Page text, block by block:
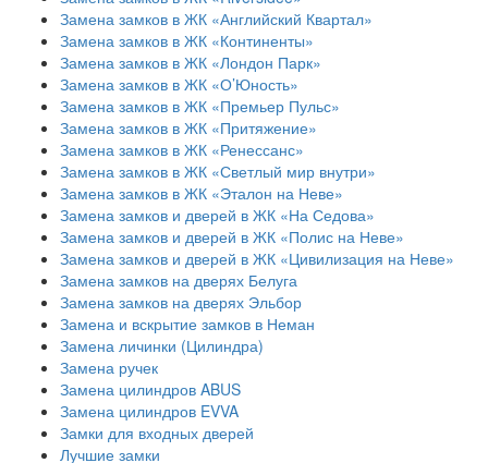
Замена замков в ЖК «Английский Квартал»
Замена замков в ЖК «Континенты»
Замена замков в ЖК «Лондон Парк»
Замена замков в ЖК «О’Юность»
Замена замков в ЖК «Премьер Пульс»
Замена замков в ЖК «Притяжение»
Замена замков в ЖК «Ренессанс»
Замена замков в ЖК «Светлый мир внутри»
Замена замков в ЖК «Эталон на Неве»
Замена замков и дверей в ЖК «На Седова»
Замена замков и дверей в ЖК «Полис на Неве»
Замена замков и дверей в ЖК «Цивилизация на Неве»
Замена замков на дверях Белуга
Замена замков на дверях Эльбор
Замена и вскрытие замков в Неман
Замена личинки (Цилиндра)
Замена ручек
Замена цилиндров ABUS
Замена цилиндров EVVA
Замки для входных дверей
Лучшие замки